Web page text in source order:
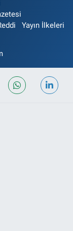
Yayın İlkeleri